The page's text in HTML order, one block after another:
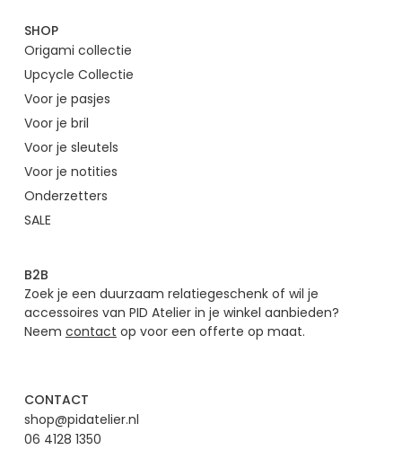
SHOP
Origami collectie
Upcycle Collectie
Voor je pasjes
Voor je bril
Voor je sleutels
Voor je notities
Onderzetters
SALE
B2B
Zoek je een duurzaam relatiegeschenk of wil je
accessoires van PID Atelier in je winkel aanbieden?
Neem contact op voor een offerte op maat.
CONTACT
shop@pidatelier.nl
06 4128 1350